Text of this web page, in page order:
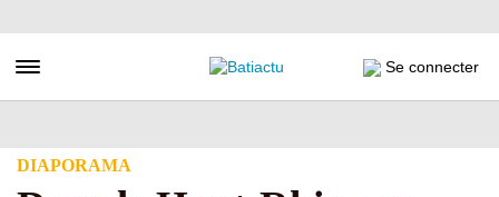
au
principal
Toggle navigation Se connecter
DIAPORAMA